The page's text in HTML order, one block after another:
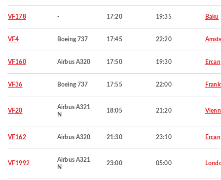
VF178 - 17:20 19:35 Baku
VF4 Boeing 737 17:45 22:20
VF160 Airbus A320 17:50 19:30 Ercan
VF36 Boeing 737 17:55 22:00
VF20
Airbus A321
N
18:05 21:20
VF162 Airbus A320 21:30 23:10 Ercan
VF1992
Airbus A321
N
23:00 05:00